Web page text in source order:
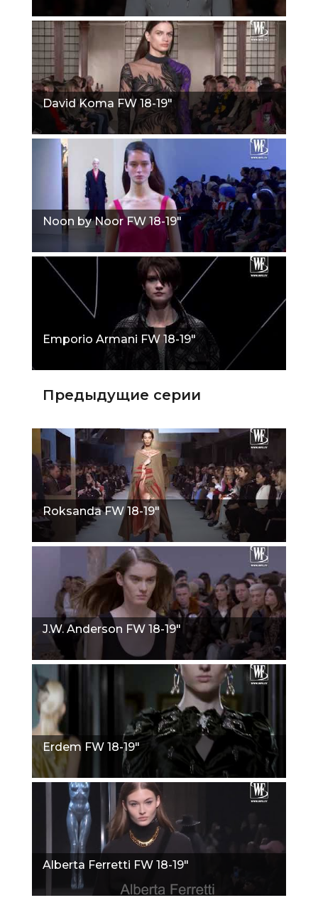
David Koma FW 18-19"
Noon by Noor FW 18-19"
Emporio Armani FW 18-19"
Предыдущие серии
Roksanda FW 18-19"
J.W. Anderson FW 18-19"
Erdem FW 18-19"
Alberta Ferretti FW 18-19"